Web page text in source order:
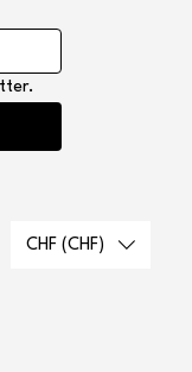
CHF (CHF)